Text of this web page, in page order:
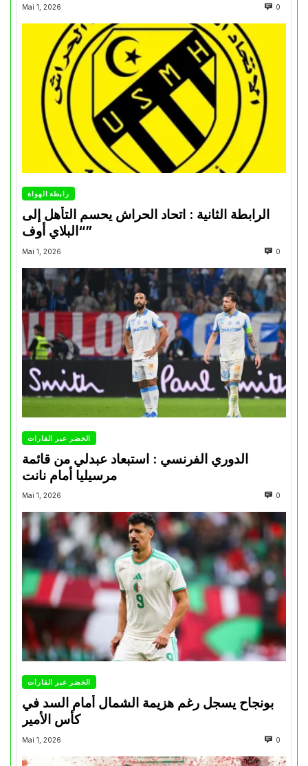
Mai 1, 2026 0
رابطة الهواة
الرابطة الثانية : اتحاد الحراش يحسم التأهل إلى
“البلاي أوف”
Mai 1, 2026 0
الخضر عبر القارات
الدوري الفرنسي : استبعاد عبدلي من قائمة
مرسيليا أمام نانت
Mai 1, 2026 0
الخضر عبر القارات
بونجاح يسجل رغم هزيمة الشمال أمام السد في
كأس الأمير
Mai 1, 2026 0